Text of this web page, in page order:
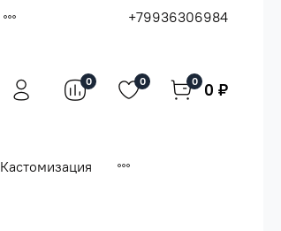
+79936306984
0 0 0 0 ₽
Кастомизация